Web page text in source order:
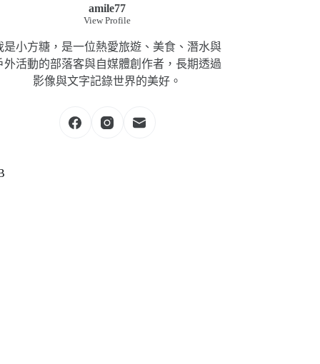
amile77
View Profile
是小方糖，是一位熱愛旅遊、美食、潛水與
外活動的部落客與自媒體創作者，長期透過
影像與文字記錄世界的美好。